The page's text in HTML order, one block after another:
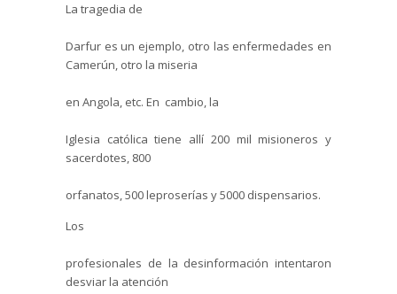
La tragedia de
Darfur es un ejemplo, otro las enfermedades en
Camerún, otro la miseria
en Angola, etc. En cambio, la
Iglesia católica tiene allí 200 mil misioneros y
sacerdotes, 800
orfanatos, 500 leproserías y 5000 dispensarios.
Los
profesionales de la desinformación intentaron
desviar la atención